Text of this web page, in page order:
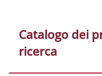
Catalogo dei
ricerca